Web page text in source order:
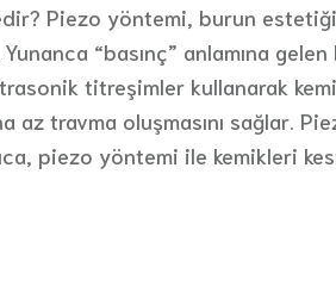
Piezo yöntemi, burun
“basınç” anlamına
titreşimler kullanarak
az travma oluşmasını
piezo yöntemi ile kemikleri